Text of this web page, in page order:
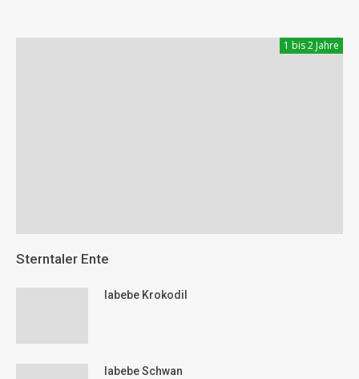
1 bis 2 Jahre
Sterntaler Ente
labebe Krokodil
labebe Schwan